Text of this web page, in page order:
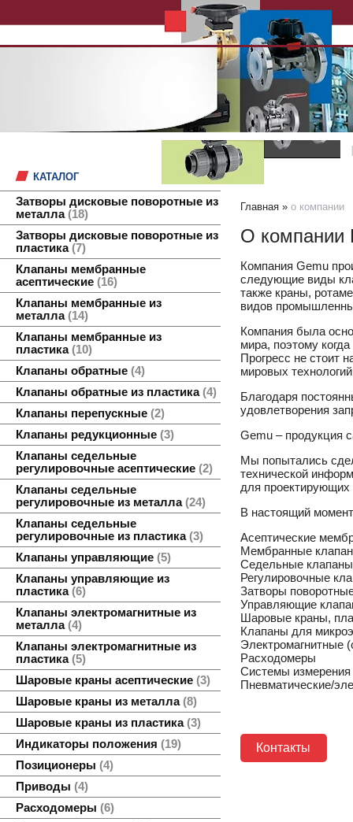
КАТАЛОГ
Затворы дисковые поворотные из
металла 18
Затворы дисковые поворотные из
пластика 7
Клапаны мембранные
асептические
16
Клапаны мембранные из
металла 14
Клапаны мембранные из
пластика 10
Клапаны обратные 4
Клапаны обратные из пластика 4
Клапаны перепускные 2
Клапаны редукционные 3
Клапаны седельные
регулировочные асептические 2
Клапаны седельные
регулировочные из металла 24
Клапаны седельные
регулировочные из пластика 3
Клапаны управляющие 5
Клапаны управляющие из
пластика 6
Клапаны электромагнитные из
металла 4
Клапаны электромагнитные из
пластика 5
Шаровые краны асептические 3
Шаровые краны из металла 8
Шаровые краны из пластика 3
Индикаторы положения
19
Позиционеры
4
Приводы
4
Расходомеры
6
Главная » о компании
О
Компания Gemu
следующие виды
также краны,
видов
Компания была
мира, поэтому
Прогресс не стоит
мировых
Благодаря
удовлетворения
Gemu – продукция
Мы попытались
технической
для проектирующих
В настоящий
Асептические
Мембранные
Седельные
Регулировочные
Затворы
Управляющие
Шаровые краны,
Клапаны для
Электромагнитные
Расходомеры
Системы измерения
Пневматические/
Контакты